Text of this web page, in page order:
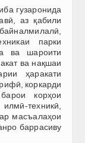
гузаронида
аз қабили
парки
ва шароити
ва нақшаи
ҳаракати
коркарди
корҳои
техникӣ,
масъалаҳои
баррасиву